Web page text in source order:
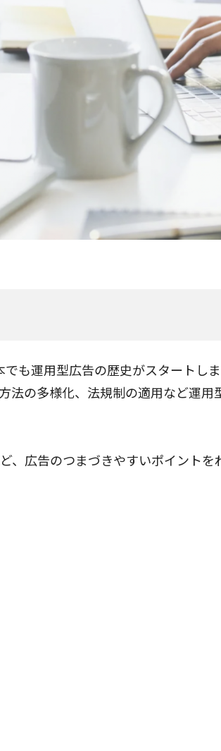
も運用型広告の歴史がスタートしま
法の多様化、法規制の適用など運用
、広告のつまづきやすいポイントを